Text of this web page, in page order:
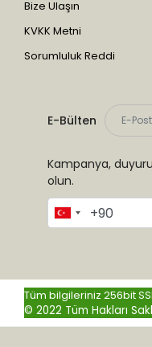
Bize Ulaşın
KVKK Metni
Sorumluluk Reddi
E-Bülten
Kampanya,
olun.
Tüm bilgileriniz 256bit
© 2022 Tüm Hakları